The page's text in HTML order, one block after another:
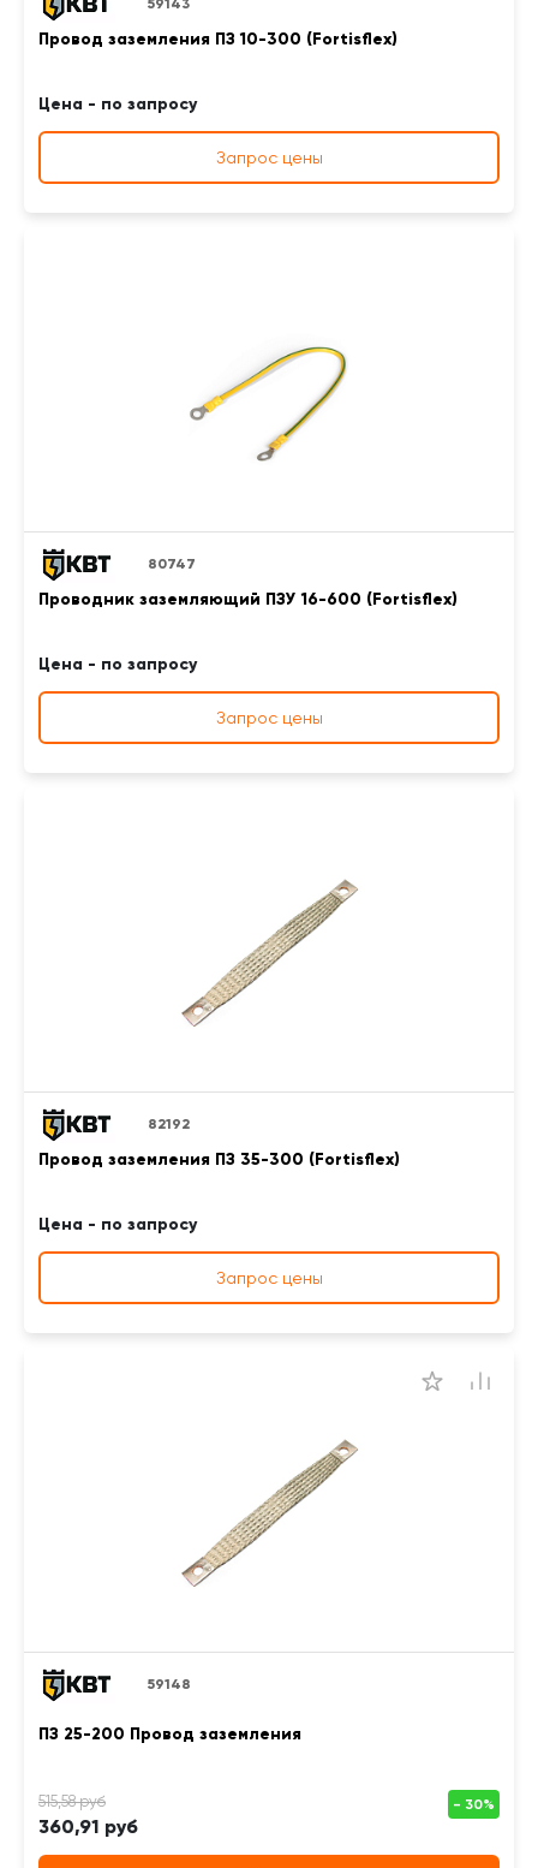
59143
Провод заземления ПЗ 10-300 (Fortisflex)
Цена - по запросу
Запрос цены
80747
Проводник заземляющий ПЗУ 16-600 (Fortisflex)
Цена - по запросу
Запрос цены
82192
Провод заземления ПЗ 35-300 (Fortisflex)
Цена - по запросу
Запрос цены
59148
ПЗ 25-200 Провод заземления
360,91 руб